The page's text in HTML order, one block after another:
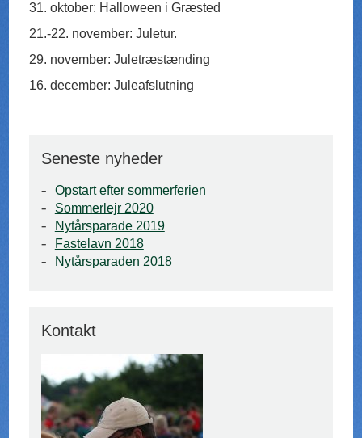
31. oktober: Halloween i Græsted
21.-22. november: Juletur.
29. november: Juletræstænding
16. december: Juleafslutning
Seneste nyheder
Opstart efter sommerferien
Sommerlejr 2020
Nytårsparade 2019
Fastelavn 2018
Nytårsparaden 2018
Kontakt